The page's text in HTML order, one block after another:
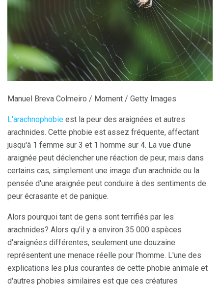
Manuel Breva Colmeiro / Moment / Getty Images
L'arachnophobie est la peur des araignées et autres
arachnides. Cette phobie est assez fréquente, affectant
jusqu'à 1 femme sur 3 et 1 homme sur 4. La vue d'une
araignée peut déclencher une réaction de peur, mais dans
certains cas, simplement une image d'un arachnide ou la
pensée d'une araignée peut conduire à des sentiments de
peur écrasante et de panique.
Alors pourquoi tant de gens sont terrifiés par les
arachnides? Alors qu'il y a environ 35 000 espèces
d'araignées différentes, seulement une douzaine
représentent une menace réelle pour l'homme. L'une des
explications les plus courantes de cette phobie animale et
d'autres phobies similaires est que ces créatures